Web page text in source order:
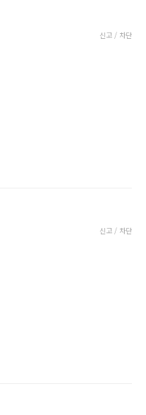
신고 / 차단
신고 / 차단